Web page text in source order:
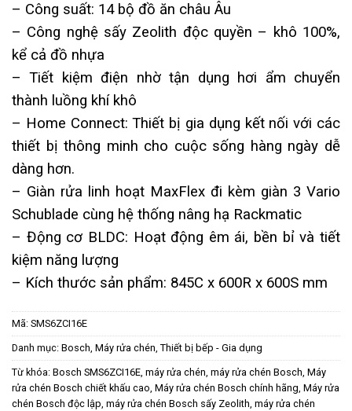
– Công suất: 14 bộ đồ ăn châu Âu
– Công nghệ sấy Zeolith độc quyền – khô 100%,
kể cả đồ nhựa
– Tiết kiệm điện nhờ tận dụng hơi ẩm chuyển
thành luồng khí khô
– Home Connect: Thiết bị gia dụng kết nối với các
thiết bị thông minh cho cuộc sống hàng ngày dễ
dàng hơn.
– Giàn rửa linh hoạt MaxFlex đi kèm giàn 3 Vario
Schublade cùng hệ thống nâng hạ Rackmatic
– Động cơ BLDC: Hoạt động êm ái, bền bỉ và tiết
kiệm năng lượng
– Kích thước sản phẩm: 845C x 600R x 600S mm
Mã: SMS6ZCI16E
Danh mục: Bosch, Máy rửa chén, Thiết bị bếp - Gia dụng
Từ khóa: Bosch SMS6ZCI16E, máy rửa chén, máy rửa chén Bosch, Máy
rửa chén Bosch chiết khấu cao, Máy rửa chén Bosch chính hãng, Máy rửa
chén Bosch độc lập, máy rửa chén Bosch sấy Zeolith, máy rửa chén